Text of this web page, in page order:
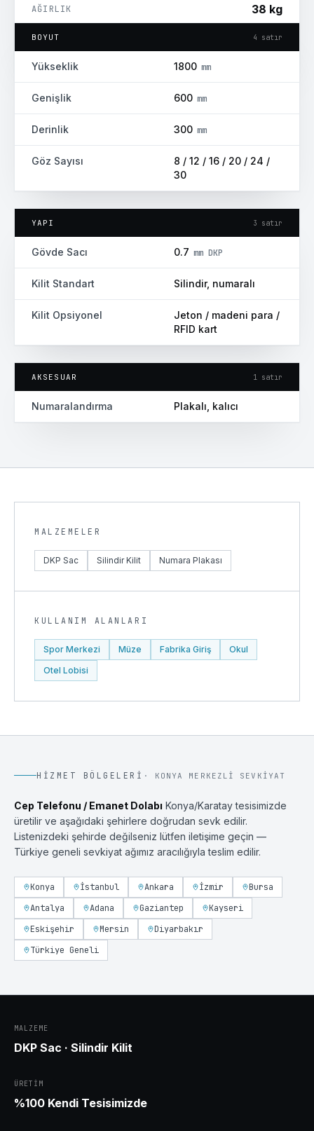
AĞIRLIK 38 kg
BOYUT 4 satır
Yükseklik 1800 mm
Genişlik 600 mm
Derinlik 300 mm
Göz Sayısı
8 / 12 / 16 / 20 / 24 /
30
YAPI 3 satır
Gövde Sacı 0.7 mm DKP
Kilit Standart Silindir, numaralı
Kilit Opsiyonel
Jeton / madeni para /
RFID kart
AKSESUAR 1 satır
Numaralandırma Plakalı, kalıcı
MALZEMELER
DKP Sac Silindir Kilit Numara Plakası
KULLANIM ALANLARI
Spor Merkezi Müze Fabrika Giriş
Okul
Otel Lobisi
HIZMET BÖLGELERI · KONYA MERKEZLI SEVKIYAT
Cep Telefonu / Emanet Dolabı Konya/Karatay tesisimizde
üretilir ve aşağıdaki şehirlere doğrudan sevk edilir.
Listenizdeki şehirde değilseniz lütfen iletişime geçin —
Türkiye geneli sevkiyat ağımız aracılığıyla teslim edilir.
Konya İstanbul Ankara İzmir
Bursa
Antalya
Adana Gaziantep
Kayseri
Eskişehir
Mersin
Diyarbakır
Türkiye Geneli
MALZEME
DKP Sac · Silindir Kilit
ÜRETIM
%100 Kendi Tesisimizde